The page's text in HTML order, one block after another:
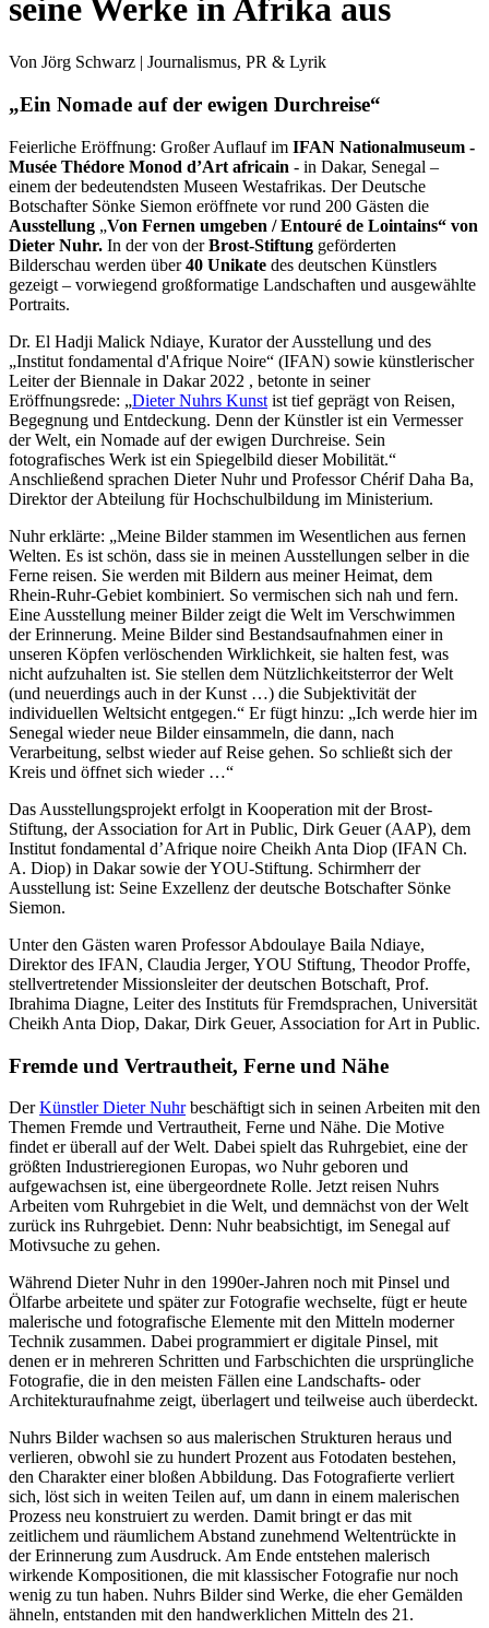
seine Werke in Afrika aus
Von Jörg Schwarz | Journalismus, PR & Lyrik
„Ein Nomade auf der ewigen Durchreise“
Feierliche Eröffnung: Großer Auflauf im IFAN Nationalmuseum -
Musée Thédore Monod d’Art africain - in Dakar, Senegal –
einem der bedeutendsten Museen Westafrikas. Der Deutsche
Botschafter Sönke Siemon eröffnete vor rund 200 Gästen die
Ausstellung „Von Fernen umgeben / Entouré de Lointains“ von
Dieter Nuhr. In der von derBrost-Stiftung geförderten
Bilderschau werden über40 Unikate des deutschen Künstlers
gezeigt – vorwiegend großformatige Landschaften und ausgewählte
Portraits.
Dr. El Hadji Malick Ndiaye, Kurator der Ausstellung und des
„Institut fondamental d'Afrique Noire“ (IFAN) sowie künstlerischer
Leiter der Biennale in Dakar 2022 , betonte in seiner
Eröffnungsrede: „Dieter Nuhrs Kunst ist tief geprägt von Reisen,
Begegnung und Entdeckung. Denn der Künstler ist ein Vermesser
der Welt, ein Nomade auf der ewigen Durchreise. Sein
fotografisches Werk ist ein Spiegelbild dieser Mobilität.“
Anschließend sprachen Dieter Nuhr und Professor Chérif Daha Ba,
Direktor der Abteilung für Hochschulbildung im Ministerium.
Nuhr erklärte: „Meine Bilder stammen im Wesentlichen aus fernen
Welten. Es ist schön, dass sie in meinen Ausstellungen selber in die
Ferne reisen. Sie werden mit Bildern aus meiner Heimat, dem
Rhein-Ruhr-Gebiet kombiniert. So vermischen sich nah und fern.
Eine Ausstellung meiner Bilder zeigt die Welt im Verschwimmen
der Erinnerung. Meine Bilder sind Bestandsaufnahmen einer in
unseren Köpfen verlöschenden Wirklichkeit, sie halten fest, was
nicht aufzuhalten ist. Sie stellen dem Nützlichkeitsterror der Welt
(und neuerdings auch in der Kunst …) die Subjektivität der
individuellen Weltsicht entgegen.“ Er fügt hinzu: „Ich werde hier im
Senegal wieder neue Bilder einsammeln, die dann, nach
Verarbeitung, selbst wieder auf Reise gehen. So schließt sich der
Kreis und öffnet sich wieder …“
Das Ausstellungsprojekt erfolgt in Kooperation mit der Brost-
Stiftung, der Association for Art in Public, Dirk Geuer (AAP), dem
Institut fondamental d’Afrique noire Cheikh Anta Diop (IFAN Ch.
A. Diop) in Dakar sowie der YOU-Stiftung. Schirmherr der
Ausstellung ist: Seine Exzellenz der deutsche Botschafter Sönke
Siemon.
Unter den Gästen waren Professor Abdoulaye Baila Ndiaye,
Direktor des IFAN, Claudia Jerger, YOU Stiftung, Theodor Proffe,
stellvertretender Missionsleiter der deutschen Botschaft, Prof.
Ibrahima Diagne, Leiter des Instituts für Fremdsprachen, Universität
Cheikh Anta Diop, Dakar, Dirk Geuer, Association for Art in Public.
Fremde und Vertrautheit, Ferne und Nähe
DerKünstler Dieter Nuhrbeschäftigt sich in seinen Arbeiten mit den
Themen Fremde und Vertrautheit, Ferne und Nähe. Die Motive
findet er überall auf der Welt. Dabei spielt das Ruhrgebiet, eine der
größten Industrieregionen Europas, wo Nuhr geboren und
aufgewachsen ist, eine übergeordnete Rolle. Jetzt reisen Nuhrs
Arbeiten vom Ruhrgebiet in die Welt, und demnächst von der Welt
zurück ins Ruhrgebiet. Denn: Nuhr beabsichtigt, im Senegal auf
Motivsuche zu gehen.
Während Dieter Nuhr in den 1990er-Jahren noch mit Pinsel und
Ölfarbe arbeitete und später zur Fotografie wechselte, fügt er heute
malerische und fotografische Elemente mit den Mitteln moderner
Technik zusammen. Dabei programmiert er digitale Pinsel, mit
denen er in mehreren Schritten und Farbschichten die ursprüngliche
Fotografie, die in den meisten Fällen eine Landschafts- oder
Architekturaufnahme zeigt, überlagert und teilweise auch überdeckt.
Nuhrs Bilder wachsen so aus malerischen Strukturen heraus und
verlieren, obwohl sie zu hundert Prozent aus Fotodaten bestehen,
den Charakter einer bloßen Abbildung. Das Fotografierte verliert
sich, löst sich in weiten Teilen auf, um dann in einem malerischen
Prozess neu konstruiert zu werden. Damit bringt er das mit
zeitlichem und räumlichem Abstand zunehmend Weltentrückte in
der Erinnerung zum Ausdruck. Am Ende entstehen malerisch
wirkende Kompositionen, die mit klassischer Fotografie nur noch
wenig zu tun haben. Nuhrs Bilder sind Werke, die eher Gemälden
ähneln, entstanden mit den handwerklichen Mitteln des 21.